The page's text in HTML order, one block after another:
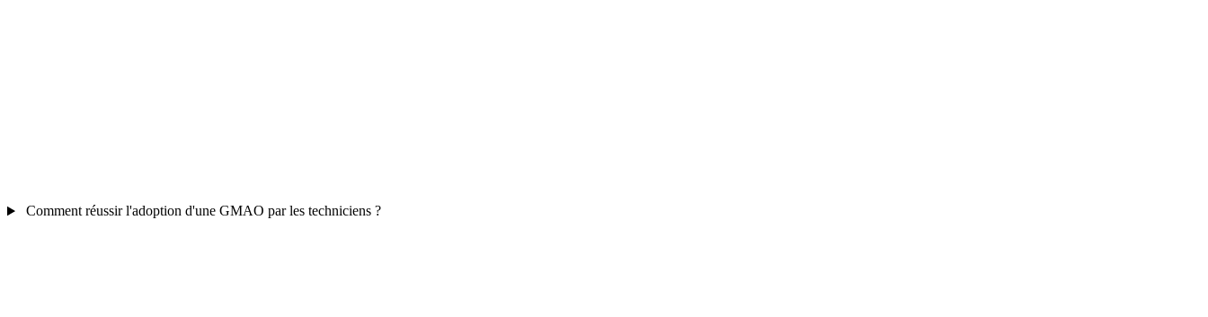
Comment réussir l'adoption d'une GMAO par les techniciens ?